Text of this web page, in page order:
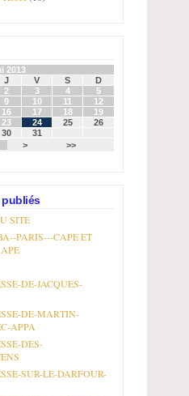
2013
J V S
D
2 3 4
5
9 10 11
12
16 17 18
19
23 24 25
26
30
31
> >>
publiés
SITE
PARIS---CAPE ET
DE-JACQUES-
DE-MARTIN-
APPA
DES-
SUR-LE-DARFOUR-